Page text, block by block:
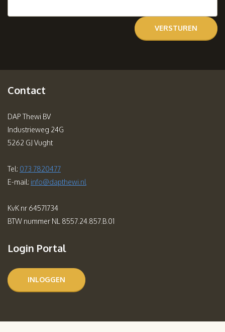
Contact
DAP Thewi BV
Industrieweg 24G
5262 GJ Vught
Tel: 073 7820477
E-mail: info@dapthewi.nl
KvK nr 64571734
BTW nummer NL 8557.24.857.B.01
Login Portal
INLOGGEN